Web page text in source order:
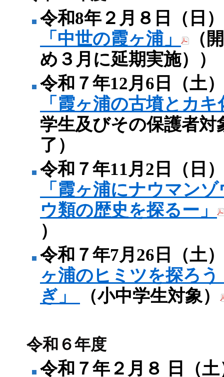
令和8年２月８日（日）
「中世の霞ヶ浦」
（
め３月に延期実施））
令和７年12月6日（土）
「霞ヶ浦の古墳とカ
学生及びその保護者対
了）
令和７年11月2日（日）
「霞ヶ浦にナウマン
ウ類の歴史を探るー」
）
令和７年7月26日（土）
ヶ浦のヒミツを探ろ
ぎ」
（小中学生対象）
令和６年度
令和７年２月８ 日（土